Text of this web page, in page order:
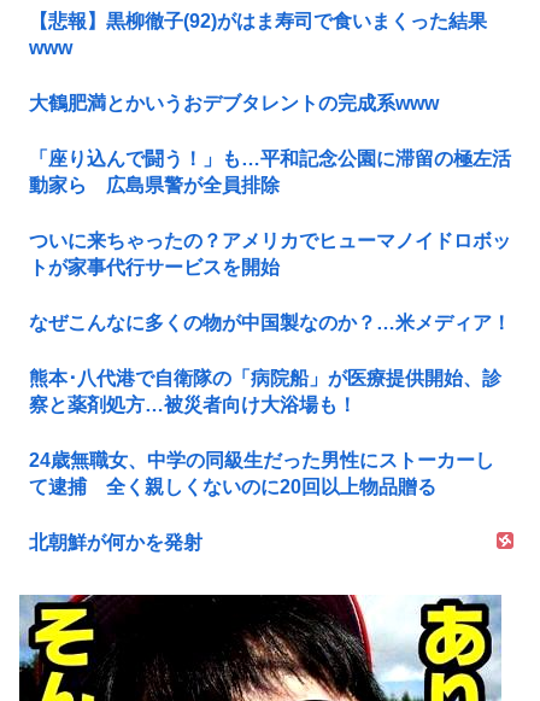
【悲報】黒柳徹子(92)がはま寿司で食いまくった結果
www
大鶴肥満とかいうおデブタレントの完成系www
「座り込んで闘う！」も…平和記念公園に滞留の極左活
動家ら 広島県警が全員排除
ついに来ちゃったの？アメリカでヒューマノイドロボッ
トが家事代行サービスを開始
なぜこんなに多くの物が中国製なのか？…米メディア！
熊本･八代港で自衛隊の「病院船」が医療提供開始、診
察と薬剤処方…被災者向け大浴場も！
24歳無職女、中学の同級生だった男性にストーカーし
て逮捕 全く親しくないのに20回以上物品贈る
北朝鮮が何かを発射